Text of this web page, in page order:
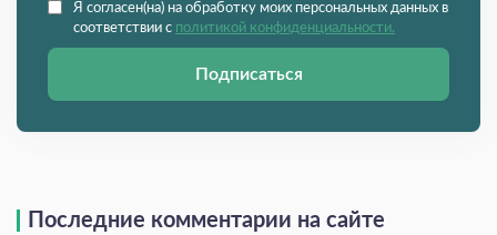
Я согласен(на) на обработку моих персональных данных в
соответствии с политикой конфиденциальности.
Подписаться
Последние комментарии на сайте